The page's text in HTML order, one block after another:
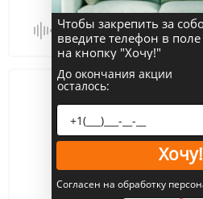
Сравнить
Чтобы закрепить за
введите телефон в
на кнопку "Хочу!"
До окончания акции
осталось:
Хочу!
Согласен на обработку